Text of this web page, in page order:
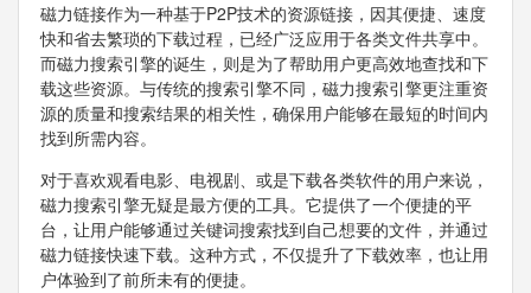
磁力链接作为一种基于P2P技术的资源链接，因其便捷、速度
快和省去繁琐的下载过程，已经广泛应用于各类文件共享中。
而磁力搜索引擎的诞生，则是为了帮助用户更高效地查找和下
载这些资源。与传统的搜索引擎不同，磁力搜索引擎更注重资
源的质量和搜索结果的相关性，确保用户能够在最短的时间内
找到所需内容。
对于喜欢观看电影、电视剧、或是下载各类软件的用户来说，
磁力搜索引擎无疑是最方便的工具。它提供了一个便捷的平
台，让用户能够通过关键词搜索找到自己想要的文件，并通过
磁力链接快速下载。这种方式，不仅提升了下载效率，也让用
户体验到了前所未有的便捷。